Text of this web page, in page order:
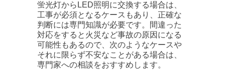
蛍光灯からLED照明に交換する場合は、
工事が必須となるケースもあり、正確な
判断には専門知識が必要です。間違った
対応をすると火災など事故の原因になる
可能性もあるので、次のようなケースや
それに限らず不安なことがある場合は、
専門家への相談をおすすめします。